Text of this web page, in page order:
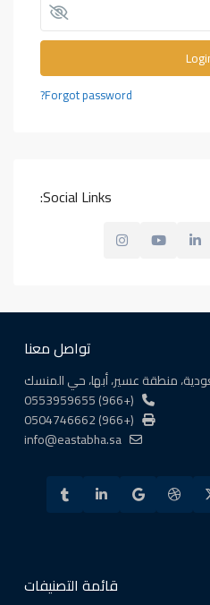
Forgot password?
Social Links:
تواصل معنا
منطقة عسير، أبها، حي المنسك
(+966) 0553959655
(+966) 0504746662
info@eastabha.sa
قائمة التصنيفات